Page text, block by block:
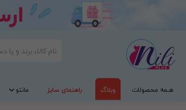
هـمه محصولات وبلاگ راهنمای سایز مانتو